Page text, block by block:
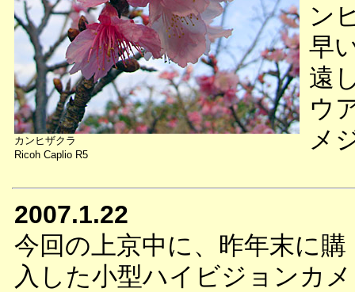
カンヒザクラ
Ricoh Caplio R5
ン
早
遠
ウ
メ
2007.1.22
今回の上京中に、昨年末に購
入した小型ハイビジョンカメ